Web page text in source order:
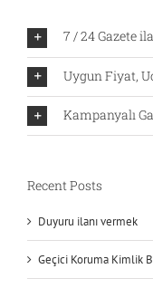
7 / 24 Gazete
Uygun Fiyat,
Kampanyalı
Recent Posts
Duyuru ilanı vermek
Geçici Koruma Kimlik